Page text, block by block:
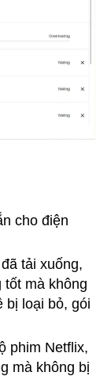
cho điện
tải xuống,
mà không
bị loại bỏ, gói
phim Netflix,
mà không bị